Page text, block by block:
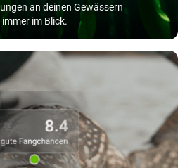
an deinen Gewässern
immer im Blick.